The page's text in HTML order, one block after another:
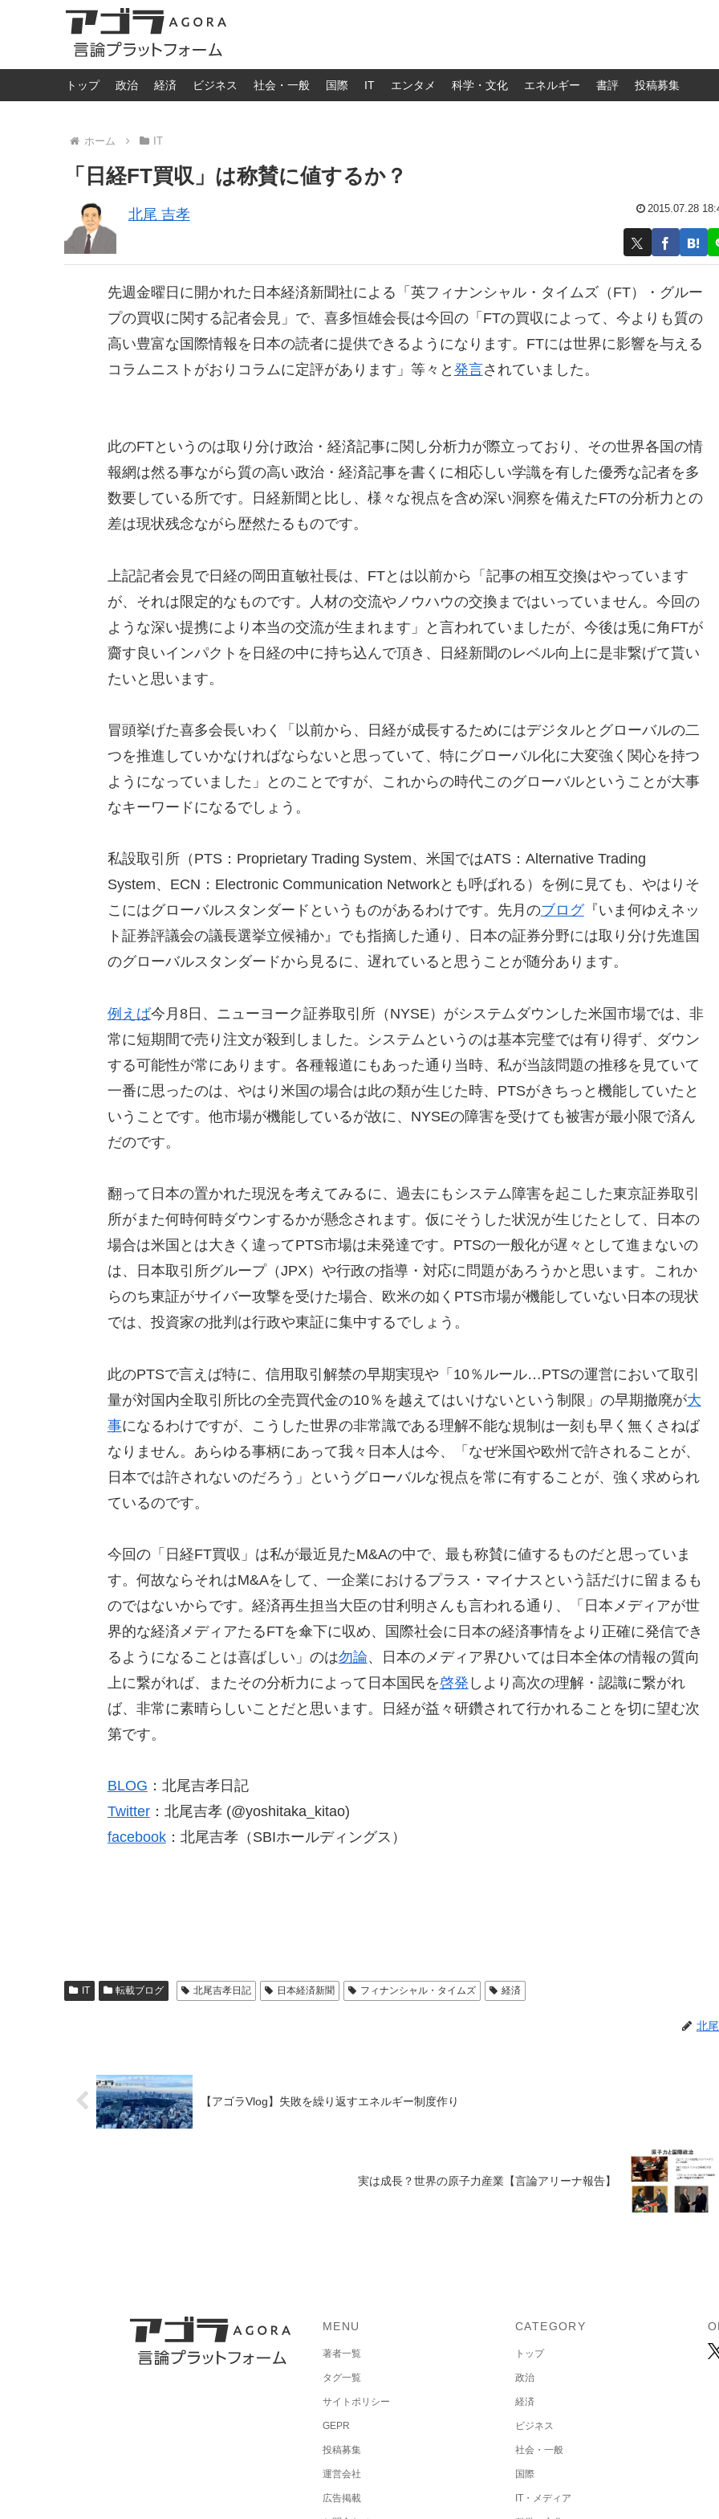
トップ 政治 経済 ビジネス 社会・一般 国際 IT エンタメ 科学・文化 エネルギー 書評 投稿募集
ホーム IT
「日経FT買収」は称賛に値するか？
北尾 吉孝 2015.07.28
先週金曜日に開かれた日本経済新聞社による「英フィナンシャル・タイムズ（FT）・グルー
プの買収に関する記者会見」で、喜多恒雄会長は今回の「FTの買収によって、今よりも質の
高い豊富な国際情報を日本の読者に提供できるようになります。FTには世界に影響を与える
コラムニストがおりコラムに定評があります」等々と 発言されていました。
此のFTというのは取り分け政治・経済記事に関し分析力が際立っており、その世界各国の情
報網は然る事ながら質の高い政治・経済記事を書くに相応しい学識を有した優秀な記者を多
数要している所です。日経新聞と比し、様々な視点を含め深い洞察を備えたFTの分析力との
差は現状残念ながら歴然たるものです。
上記記者会見で日経の岡田直敏社長は、FTとは以前から「記事の相互交換はやっています
が、それは限定的なものです。人材の交流やノウハウの交換まではいっていません。今回の
ような深い提携により本当の交流が生まれます」と言われていましたが、今後は兎に角FTが
齎す良いインパクトを日経の中に持ち込んで頂き、日経新聞のレベル向上に是非繋げて貰い
たいと思います。
冒頭挙げた喜多会長いわく「以前から、日経が成長するためにはデジタルとグローバルの二
つを推進していかなければならないと思っていて、特にグローバル化に大変強く関心を持つ
ようになっていました」とのことですが、これからの時代このグローバルということが大事
なキーワードになるでしょう。
私設取引所（PTS：Proprietary Trading System、米国ではATS：Alternative Trading
System、ECN：Electronic Communication Networkとも呼ばれる）を例に見ても、やはりそ
こにはグローバルスタンダードというものがあるわけです。先月のブログ『いま何ゆえネッ
ト証券評議会の議長選挙立候補か』でも指摘した通り、日本の証券分野には取り分け先進国
のグローバルスタンダードから見るに、遅れていると思うことが随分あります。
例えば今月8日、ニューヨーク証券取引所（NYSE）がシステムダウンした米国市場では、非
常に短期間で売り注文が殺到しました。システムというのは基本完璧では有り得ず、ダウン
する可能性が常にあります。各種報道にもあった通り当時、私が当該問題の推移を見ていて
一番に思ったのは、やはり米国の場合は此の類が生じた時、PTSがきちっと機能していたと
いうことです。他市場が機能しているが故に、NYSEの障害を受けても被害が最小限で済ん
だのです。
翻って日本の置かれた現況を考えてみるに、過去にもシステム障害を起こした東京証券取引
所がまた何時何時ダウンするかが懸念されます。仮にそうした状況が生じたとして、日本の
場合は米国とは大きく違ってPTS市場は未発達です。PTSの一般化が遅々として進まないの
は、日本取引所グループ（JPX）や行政の指導・対応に問題があろうかと思います。これか
らのち東証がサイバー攻撃を受けた場合、欧米の如くPTS市場が機能していない日本の現状
では、投資家の批判は行政や東証に集中するでしょう。
此のPTSで言えば特に、信用取引解禁の早期実現や「10％ルール…PTSの運営において取引
量が対国内全取引所比の全売買代金の10％を越えてはいけないという制限」の早期撤廃が大
事になるわけですが、こうした世界の非常識である理解不能な規制は一刻も早く無くさねば
なりません。あらゆる事柄にあって我々日本人は今、「なぜ米国や欧州で許されることが、
日本では許されないのだろう」というグローバルな視点を常に有することが、強く求められ
ているのです。
今回の「日経FT買収」は私が最近見たM&Aの中で、最も称賛に値するものだと思っていま
す。何故ならそれはM&Aをして、一企業におけるプラス・マイナスという話だけに留まるも
のではないからです。経済再生担当大臣の甘利明さんも言われる通り、「日本メディアが世
界的な経済メディアたるFTを傘下に収め、国際社会に日本の経済事情をより正確に発信でき
るようになることは喜ばしい」のは勿論、日本のメディア界ひいては日本全体の情報の質向
上に繋がれば、またその分析力によって日本国民を啓発 しより高次の理解・認識に繋がれ
ば、非常に素晴らしいことだと思います。日経が益々研鑽されて行かれることを切に望む次
第です。
BLOG ：北尾吉孝日記
Twitter：北尾吉孝 (@yoshitaka_kitao)
facebook：北尾吉孝（SBIホールディングス）
IT 転載ブログ 北尾吉孝日記 日本経済新聞 フィナンシャル・タイムズ 経済
北
【アゴラVlog】失敗を繰り返すエネルギー制度作り
実は成長？世界の原子力産業【言論アリーナ報告】
MENU
著者一覧
タグ一覧
サイトポリシー
GEPR
投稿募集
運営会社
広告掲載
CATEGORY
トップ
政治
経済
ビジネス
社会・一般
国際
IT・メディア